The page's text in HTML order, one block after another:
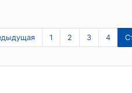
1 2 3 4